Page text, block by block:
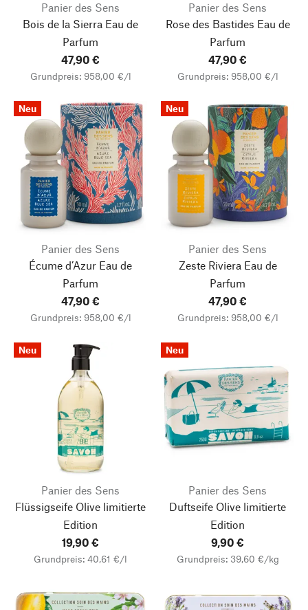
Panier des Sens
Bois de la Sierra Eau de
Parfum
47,90 €
Grundpreis: 958,00 €/l
Panier des Sens
Rose des Bastides Eau de
Parfum
47,90 €
Grundpreis: 958,00 €/l
Neu
Panier des Sens
Écume d’Azur Eau de
Parfum
47,90 €
Grundpreis: 958,00 €/l
Neu
Panier des Sens
Zeste Riviera Eau de
Parfum
47,90 €
Grundpreis: 958,00 €/l
Neu
Panier des Sens
Flüssigseife Olive limitierte
Edition
19,90 €
Grundpreis: 40,61 €/l
Neu
Panier des Sens
Duftseife Olive limitierte
Edition
9,90 €
Grundpreis: 39,60 €/kg